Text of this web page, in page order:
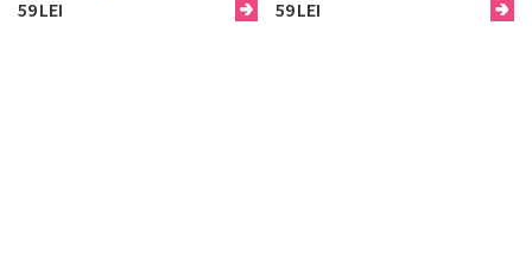
59LEI
59LEI